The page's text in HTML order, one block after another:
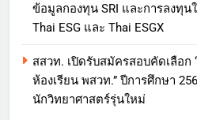
ข้อมูลกองทุน SRI และการลงทุน
Thai ESG และ Thai ESGX
สสวท. เปิดรับสมัครสอบคัดเลือก
ห้องเรียน พสวท.” ปีการศึกษา
นักวิทยาศาสตร์รุ่นใหม่